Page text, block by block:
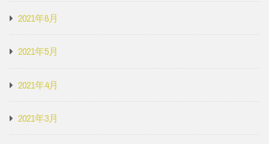
2021年6月
2021年5月
2021年4月
2021年3月